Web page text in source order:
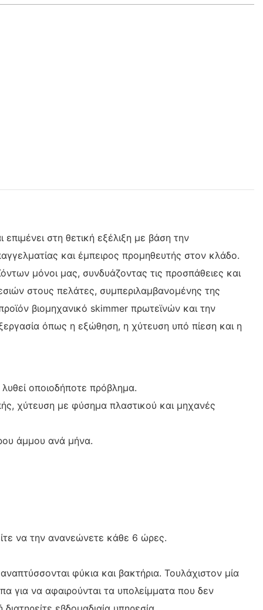
στη θετική εξέλιξη με βάση την
και έμπειρος προμηθευτής στον κλάδο.
μόνοι μας, συνδυάζοντας τις προσπάθειες και
στους πελάτες, συμπεριλαμβανομένης της
βιομηχανικό skimmer πρωτεϊνών και την
όπως η εξώθηση, η χύτευση υπό πίεση και η
οποιοδήποτε πρόβλημα.
χύτευση με φύσημα πλαστικού και μηχανές
άμμου ανά μήνα.
να την ανανεώνετε κάθε 6 ώρες.
φύκια και βακτήρια. Τουλάχιστον μία
για να αφαιρούνται τα υπολείμματα που δεν